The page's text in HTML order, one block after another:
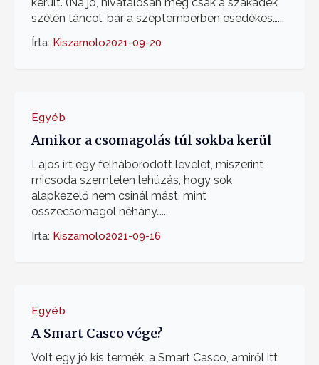
szélén táncol, bár a szeptemberben esedékes…...
Írta: Kiszamolo2021-09-20
Egyéb
Amikor a csomagolás túl sokba kerül
Lajos írt egy felháborodott levelet, miszerint
micsoda szemtelen lehúzás, hogy sok
alapkezelő nem csinál mást, mint
összecsomagol néhány…...
Írta: Kiszamolo2021-09-16
Egyéb
A Smart Casco vége?
Volt egy jó kis termék, a Smart Casco, amiről itt